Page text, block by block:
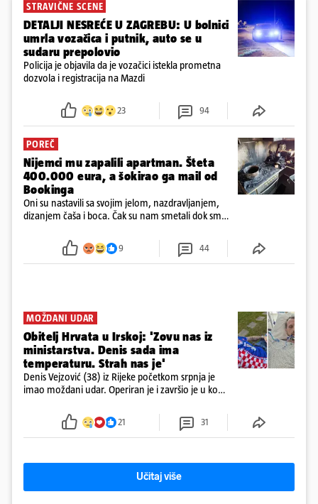
STRAVIČNE SCENE
DETALJI NESREĆE U ZAGREBU: U bolnici
umrla vozačica i putnik, auto se u
sudaru prepolovio
Policija je objavila da je vozačici istekla prometna
dozvola i registracija na Mazdi
23 94
POREČ
Nijemci mu zapalili apartman. Šteta
400.000 eura, a šokirao ga mail od
Bookinga
Oni su nastavili sa svojim jelom, nazdravljanjem,
dizanjem čaša i boca. Čak su nam smetali dok smo
požar, rekao je vlasnik
9 44
MOŽDANI UDAR
Obitelj Hrvata u Irskoj: 'Zovu nas iz
ministarstva. Denis sada ima
temperaturu. Strah nas je'
Denis Vejzović (38) iz Rijeke početkom srpnja je
imao moždani udar. Operiran je i završio je u komi.
tamošnji liječnici ne vjeruju u oporavak: 'Imamo
21 31
Učitaj više